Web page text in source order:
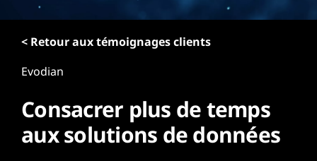
< Retour aux témoignages clients
Evodian
Consacrer plus de temps
aux solutions de données